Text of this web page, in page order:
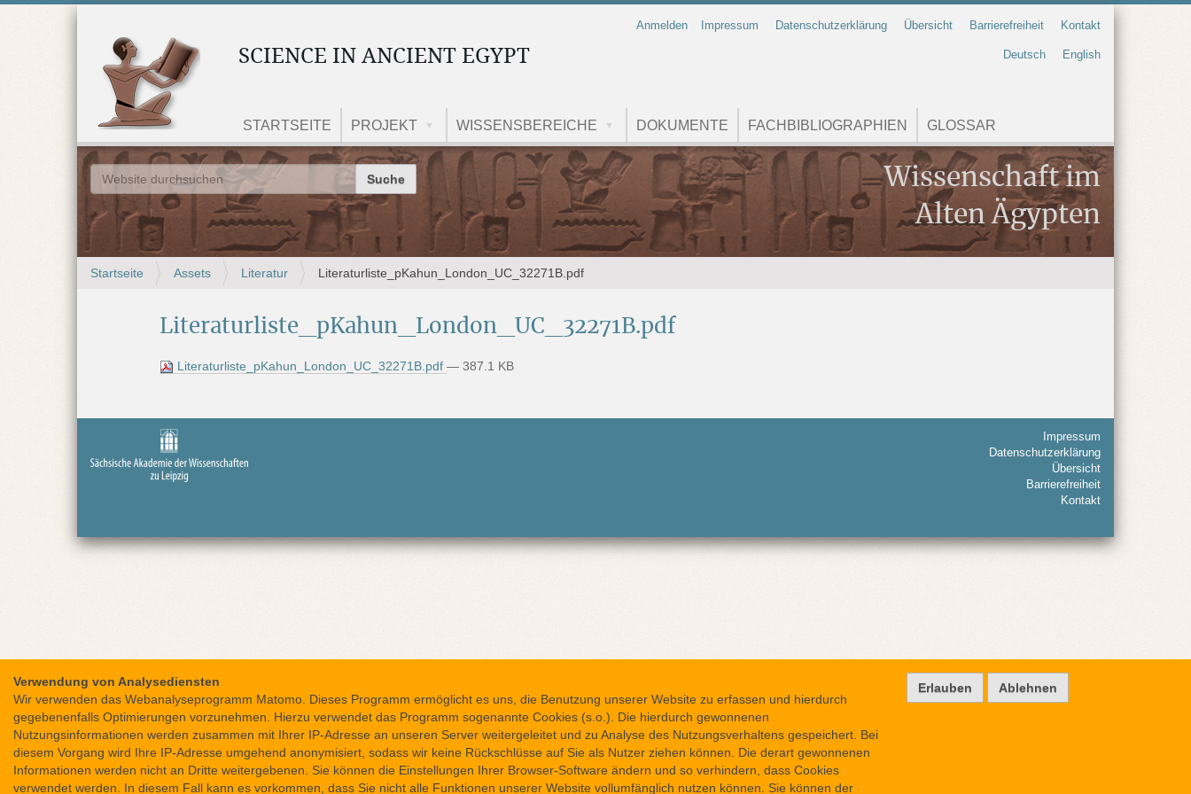
Anmelden Impressum Datenschutzerklärung Übersicht Barrierefreiheit Kontakt
Deutsch English
SCIENCE IN ANCIENT EGYPT
STARTSEITE PROJEKT WISSENSBEREICHE DOKUMENTE FACHBIBLIOGRAPHIEN GLOSSAR
Website durchsuchen
Erweiterte Suche…
Wissenschaft im
Alten Ägypten
S
Startseite Assets Literatur Literaturliste_pKahun_London_UC_32271B.pdf
Literaturliste_pKahun_London_UC_32271B.pdf
Literaturliste_pKahun_London_UC_32271B.pdf — 387.1 KB
Verwendung von Analysediensten
Wir verwenden das Webanalyseprogramm Matomo. Dieses Programm ermöglicht es uns, die Benutzung unserer Website zu erfassen und hierdurch
gegebenenfalls Optimierungen vorzunehmen. Hierzu verwendet das Programm sogenannte Cookies (s.o.). Die hierdurch gewonnenen
Nutzungsinformationen werden zusammen mit Ihrer IP-Adresse an unseren Server weitergeleitet und zu Analyse des Nutzungsverhaltens gespeichert. Bei
diesem Vorgang wird Ihre IP-Adresse umgehend anonymisiert, sodass wir keine Rückschlüsse auf Sie als Nutzer ziehen können. Die derart gewonnenen
Informationen werden nicht an Dritte weitergebenen. Sie können die Einstellungen Ihrer Browser-Software ändern und so verhindern, dass Cookies
verwendet werden. In diesem Fall kann es vorkommen, dass Sie nicht alle Funktionen unserer Website vollumfänglich nutzen können. Sie können der
Impressum
Datenschutzerklärung
Übersicht
Barrierefreiheit
Kontakt